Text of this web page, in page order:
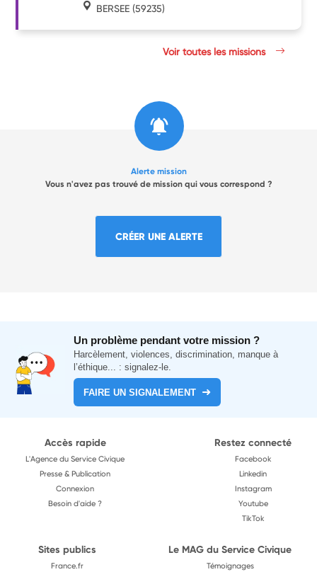
BERSEE (59235)
Voir toutes les missions
Alerte mission
Vous n'avez pas trouvé de mission qui vous correspond ?
CRÉER UNE ALERTE
Un problème pendant votre mission ?
Harcèlement, violences, discrimination, manque à
l’éthique... : signalez-le.
FAIRE UN SIGNALEMENT
Accès rapide
L'Agence du Service Civique
Presse & Publication
Connexion
Besoin d'aide ?
Restez connecté
Facebook
Linkedin
Instagram
Youtube
TikTok
Sites publics
France.fr
Le MAG du Service Civique
Témoignages